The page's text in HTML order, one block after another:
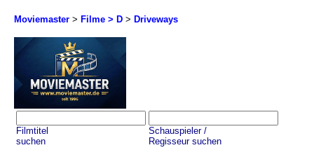
Moviemaster > Filme > D > Driveways
Filmtitel
suchen
Schauspieler /
Regisseur suchen